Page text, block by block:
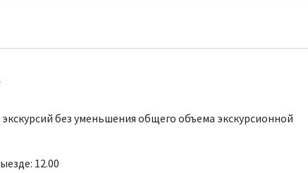
без уменьшения общего объема экскурсионной
12.00